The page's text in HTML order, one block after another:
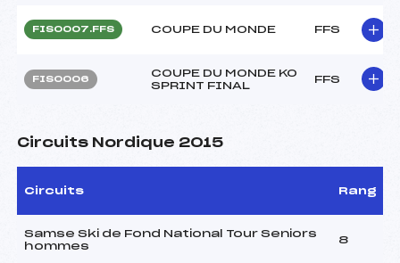
FIS0007.FFS COUPE DU MONDE FFS
FIS0006
COUPE DU MONDE KO
SPRINT FINAL
FFS
Circuits Nordique 2015
Circuits Rang
Samse Ski de Fond National Tour Seniors
hommes
8